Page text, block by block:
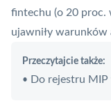
fintechu (o 20 proc.
ujawniły warunków
Przeczytajcie także:
• Do rejestru